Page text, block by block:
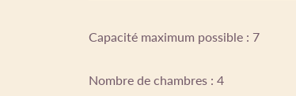
Capacité maximum possible : 7
Nombre de chambres : 4